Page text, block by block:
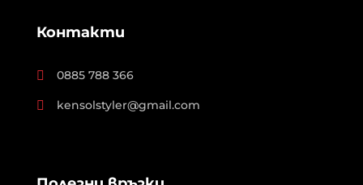
Контакти
 0885 788 366
 kensolstyler@gmail.com